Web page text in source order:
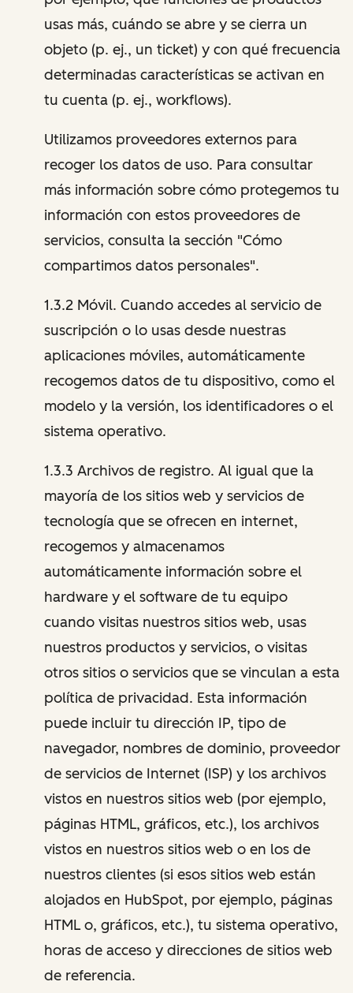
usas más, cuándo se abre y se cierra un
objeto (p. ej., un ticket) y con qué frecuencia
determinadas características se activan en
tu cuenta (p. ej., workflows).
Utilizamos proveedores externos para
recoger los datos de uso. Para consultar
más información sobre cómo protegemos tu
información con estos proveedores de
servicios, consulta la sección "Cómo
compartimos datos personales".
1.3.2 Móvil. Cuando accedes al servicio de
suscripción o lo usas desde nuestras
aplicaciones móviles, automáticamente
recogemos datos de tu dispositivo, como el
modelo y la versión, los identificadores o el
sistema operativo.
1.3.3 Archivos de registro. Al igual que la
mayoría de los sitios web y servicios de
tecnología que se ofrecen en internet,
recogemos y almacenamos
automáticamente información sobre el
hardware y el software de tu equipo
cuando visitas nuestros sitios web, usas
nuestros productos y servicios, o visitas
otros sitios o servicios que se vinculan a esta
política de privacidad. Esta información
puede incluir tu dirección IP, tipo de
navegador, nombres de dominio, proveedor
de servicios de Internet (ISP) y los archivos
vistos en nuestros sitios web (por ejemplo,
páginas HTML, gráficos, etc.), los archivos
vistos en nuestros sitios web o en los de
nuestros clientes (si esos sitios web están
alojados en HubSpot, por ejemplo, páginas
HTML o, gráficos, etc.), tu sistema operativo,
horas de acceso y direcciones de sitios web
de referencia.